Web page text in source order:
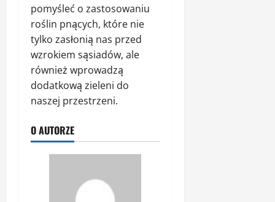
pomyśleć o zastosowaniu
roślin pnących, które nie
tylko zasłonią nas przed
wzrokiem sąsiadów, ale
również wprowadzą
dodatkową zieleni do
naszej przestrzeni.
O AUTORZE